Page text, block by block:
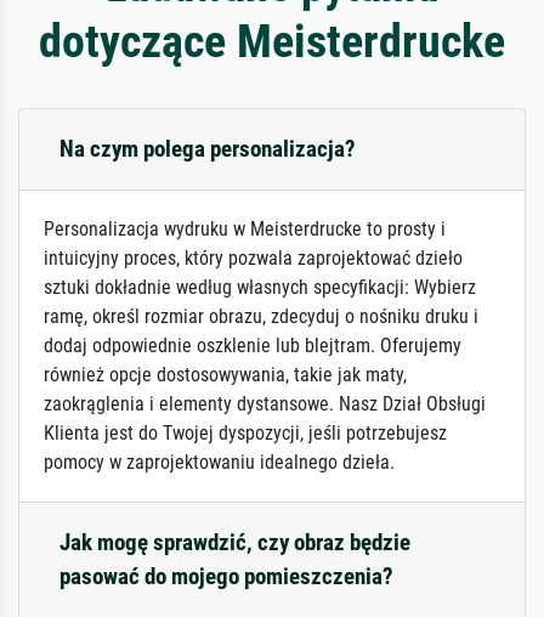
dotyczące Meisterdrucke
Na czym polega personalizacja?
Personalizacja wydruku w Meisterdrucke to prosty i
intuicyjny proces, który pozwala zaprojektować dzieło
sztuki dokładnie według własnych specyfikacji: Wybierz
ramę, określ rozmiar obrazu, zdecyduj o nośniku druku i
dodaj odpowiednie oszklenie lub blejtram. Oferujemy
również opcje dostosowywania, takie jak maty,
zaokrąglenia i elementy dystansowe. Nasz Dział Obsługi
Klienta jest do Twojej dyspozycji, jeśli potrzebujesz
pomocy w zaprojektowaniu idealnego dzieła.
Jak mogę sprawdzić, czy obraz będzie
pasować do mojego pomieszczenia?